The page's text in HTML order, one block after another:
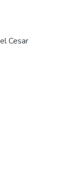
Cesar